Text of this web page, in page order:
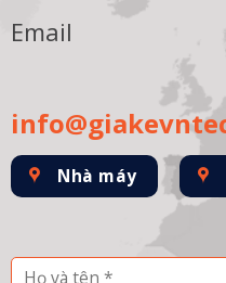
Email
Nhà máy